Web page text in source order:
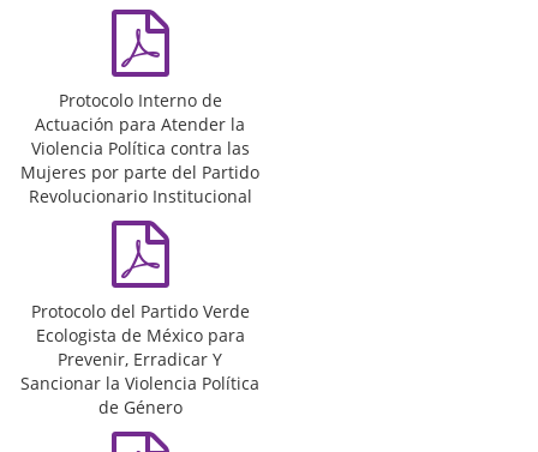
Protocolo Interno de
Actuación para Atender la
Violencia Política contra las
Mujeres por parte del Partido
Revolucionario Institucional
Protocolo del Partido Verde
Ecologista de México para
Prevenir, Erradicar Y
Sancionar la Violencia Política
de Género